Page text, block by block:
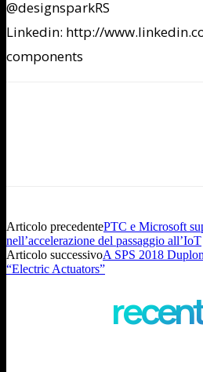
@designsparkRS
Linkedin: http://
components
Articolo precedentePTC e Microsoft
nell’accelerazione del passaggio all’IoT
Articolo successivoA SPS 2018
“Electric Actuators”